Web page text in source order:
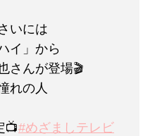
いには
イ」から
さんが登場🎬
れの人
📺#めざましテレビ